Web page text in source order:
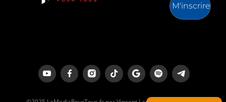
M'inscrire